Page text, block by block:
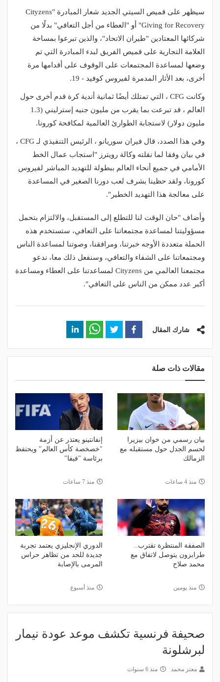
سيظهر على قميص السيتي الجديد شعار المبادرة "Cityzens
Giving for Recovery" أو "العطاء من أجل التعافي" بدلًا من
شركائها المعتادين "طيران الاتحاد"، والذين تبرعوا بمساحة
العلامة التجارية على قميص الفريق لبدء المبادرة التي تم
وضعها لمساعدة المجتمعات على الوقوف على أقدامها مرة
أخرى، بعد الأثار المدمرة لفيروس كوفيد - 19.
وكانت CFG ، التي تمتلك أيضًا ثمانية أندية كرة قدم أخرى حول
العالم ، قد تبرعت بما يقرب من مليون جنيه إسترليني (1.3
مليون دولار) لاستجابة الطوارئ العالمية لمكافحة كورونا.
وفي هذا الصدد، قال فيران سوريانو ، الرئيس التنفيذي لـ CFG ،
في بيان وفقا لما نقلته وكالة رويترز "استجاب عمال الخط
الأمامي في جميع أنحاء العالم ببطولة للتهديد المباشر لفيروس
كورونا، ولقد حظينا بشرف لعب دورنا الصغير في المساعدة
على معالجة هذا التهديد الخطير".
وأضاف "حان الوقت لنا للتطلع إلى المستقبل، والالتزام بتحمل
مسؤوليتنا لمساعدة مجتمعاتنا على التعافي، ستستخدم هذه
الحملة متعددة الأوجه خبرتنا، ومرافقنا، وصوتنا لمساعدة الناس
ومجتمعاتنا على الشفاء والتعافي، وسنفعل ذلك معا، ندعو
مجتمعنا العالمي من Cityzens لمساعدتنا على العطاء ومساعدة
أكبر عدد ممكن من الناس على التعافي".
شارك المقال
مقالات ذات صلة
بيان رسمي من خوان بيزيرا
لحسم الجدل حول مستقبله مع
الزمالك
منذ 4 ساعات
إنفانتينو يعتذر عن أزمة
"خصخصة كأس العالم" ويحتفظ
برئاسة "فيفا"
منذ 7 ساعات
الصفقة المنتظرة تقترب..
طرابزون يتوصل لاتفاق مع
محمد صلاح
منذ يومين
الدوري الإنجليزي يعتمد تجربة
جديدة للحد من تظاهر حراس
المرمى بالإصابة
منذ أسبوع
صحيفة فرنسية تكشف موعد عودة نيمار
لبرشلونة
معتز محمد منذ 6 سنوات